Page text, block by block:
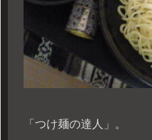
「つけ麺の達人」。